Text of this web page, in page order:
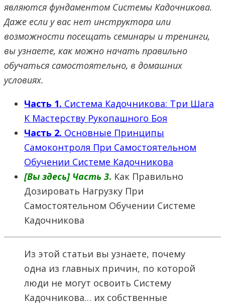
являются фундаментом Системы Кадочникова.
Даже если у вас нет инструктора или
возможности посещать семинары и тренинги,
вы узнаете, как можно начать правильно
обучаться самостоятельно, в домашних
условиях.
Часть 1. Система Кадочникова: Три Шага
К Мастерству Рукопашного Боя
Часть 2. Основные Принципы
Самоконтроля При Самостоятельном
Обучении Системе Кадочникова
[Вы здесь] Часть 3. Как Правильно
Дозировать Нагрузку При
Самостоятельном Обучении Системе
Кадочникова
Из этой статьи вы узнаете, почему
одна из главных причин, по которой
люди не могут освоить Систему
Кадочникова… их собственные